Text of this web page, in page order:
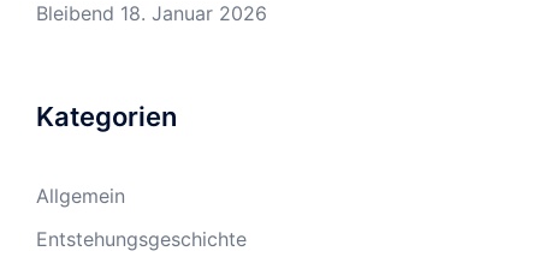
Bleibend 18. Januar 2026
Kategorien
Allgemein
Entstehungsgeschichte